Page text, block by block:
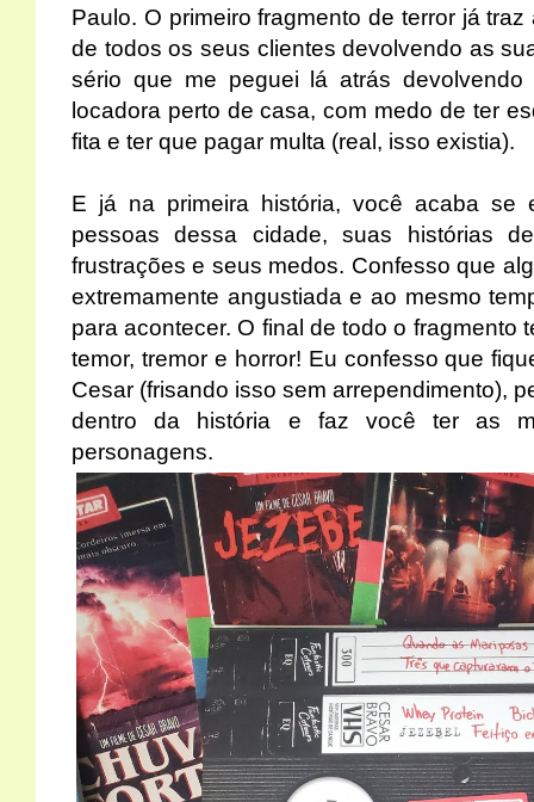
Paulo. O primeiro fragmento de terror já
de todos os seus clientes devolvendo as
sério que me peguei lá atrás
locadora perto de casa, com medo de ter
fita e ter que pagar multa (real, isso existia).
E já na primeira história, você acaba se
pessoas dessa cidade, suas histórias
frustrações e seus medos. Confesso que
extremamente angustiada e ao mesmo
para acontecer. O final de todo o fragmento
temor, tremor e horror! Eu confesso que
Cesar (frisando isso sem arrependimento),
dentro da história e faz você ter as
personagens.